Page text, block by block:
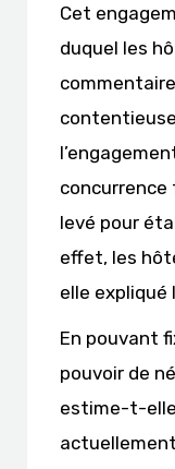
Cet
duquel les
concurrence
levé pour
effet, les
elle expliqué
En pouvant
pouvoir de
estime-t-